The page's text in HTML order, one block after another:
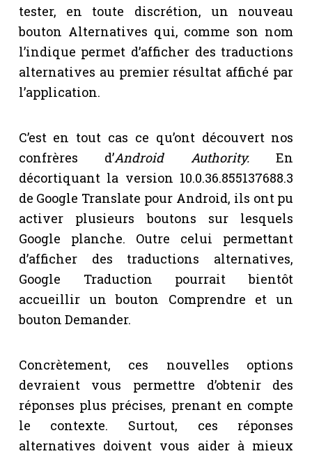
tester, en toute discrétion, un nouveau
bouton Alternatives qui, comme son nom
l’indique permet d’afficher des traductions
alternatives au premier résultat affiché par
l’application.
C’est en tout cas ce qu’ont découvert nos
confrères d’Android Authority.En
décortiquant la version 10.0.36.855137688.3
de Google Translate pour Android, ils ont pu
activer plusieurs boutons sur lesquels
Google planche. Outre celui permettant
d’afficher des traductions alternatives,
Google Traduction pourrait bientôt
accueillir un bouton Comprendre et un
bouton Demander.
Concrètement, ces nouvelles options
devraient vous permettre d’obtenir des
réponses plus précises, prenant en compte
le contexte. Surtout, ces réponses
alternatives doivent vous aider à mieux